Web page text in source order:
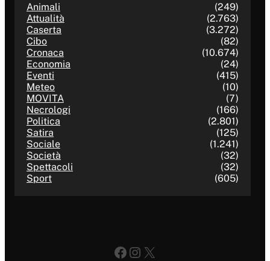
Animali
(249)
Attualità
(2.763)
Caserta
(3.272)
Cibo
(82)
Cronaca
(10.674)
Economia
(24)
Eventi
(415)
Meteo
(10)
MOVITA
(7)
Necrologi
(166)
Politica
(2.801)
Satira
(125)
Sociale
(1.241)
Società
(32)
Spettacoli
(32)
Sport
(605)
Facebook
Instagram
X